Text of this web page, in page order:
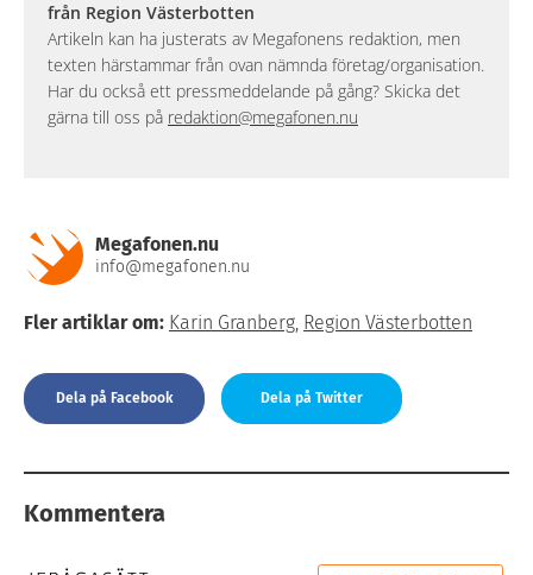
från Region Västerbotten
Artikeln kan ha justerats av Megafonens redaktion, men
texten härstammar från ovan nämnda företag/organisation.
Har du också ett pressmeddelande på gång? Skicka det
gärna till oss på redaktion@megafonen.nu
Megafonen.nu
info@megafonen.nu
Fler artiklar om: Karin Granberg, Region Västerbotten
Dela på Facebook Dela på Twitter
Kommentera